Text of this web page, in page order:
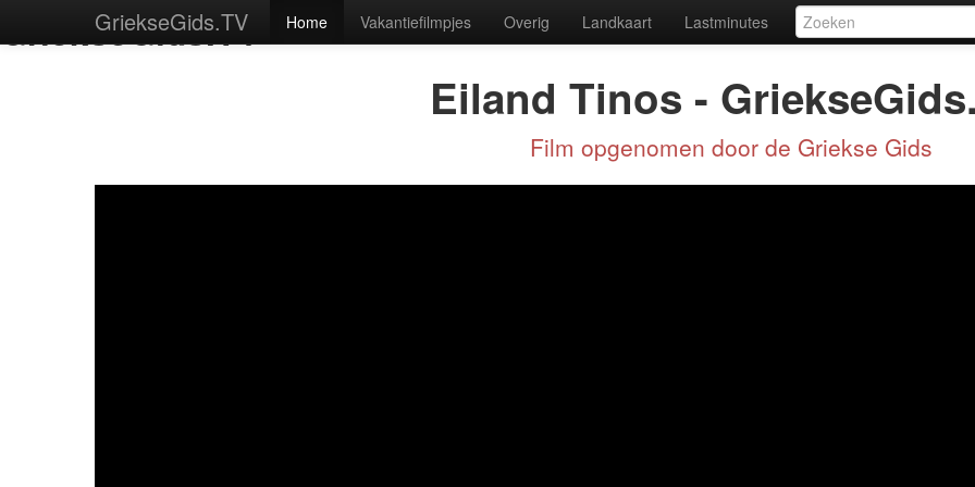
GriekseGids.TV Home Vakantiefilmpjes Overig Landkaart Lastminutes
GriekseGids.TV
Eiland Tinos -
Film opgenomen door de Griekse Gids